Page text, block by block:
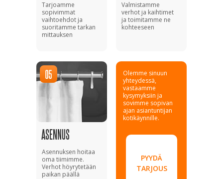
Valmistamme
verhot ja kaihtimet
ja toimitamme ne
kohteeseen
ASENNUS
Asennuksen hoitaa
oma tiimimme.
Verhot höyrytetään
paikan päällä
Tarjoamme
sopivimmat
vaihtoehdot ja
suoritamme tarkan
mittauksen
Olemme sinuun
yhteydessä,
vastaamme
kysymyksiin ja
sovimme sopivan
ajan asiantuntijan
kotikäynnille.
PYYDÄ
TARJOUS